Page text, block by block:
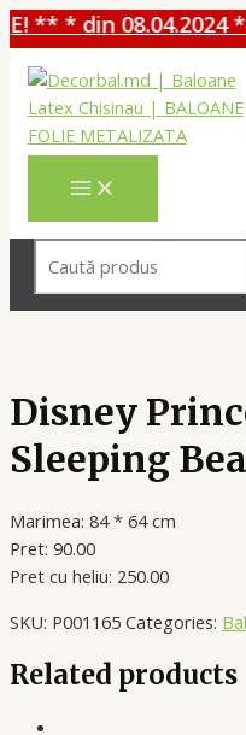
** * din 08.04.2024
Перейти
содержимому
MAIN
MENU
Disney
Sleeping
Marimea: 84 * 64 cm
Pret: 90.00
Pret cu heliu: 250.00
SKU: P001165 Categories:
Related products